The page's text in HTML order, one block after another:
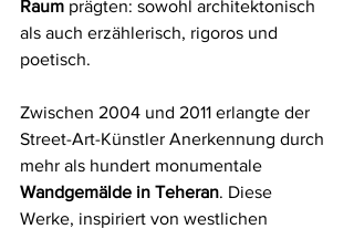
Raum prägten: sowohl architektonisch
als auch erzählerisch, rigoros und
poetisch.
Zwischen 2004 und 2011 erlangte der
Street-Art-Künstler Anerkennung durch
mehr als hundert monumentale
Wandgemälde in Teheran. Diese
Werke, inspiriert von westlichen